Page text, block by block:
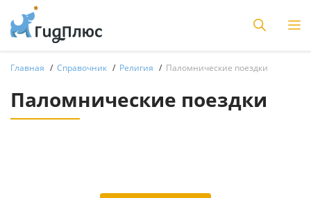
Главная Справочник Религия Паломнические поездки
Паломнические поездки